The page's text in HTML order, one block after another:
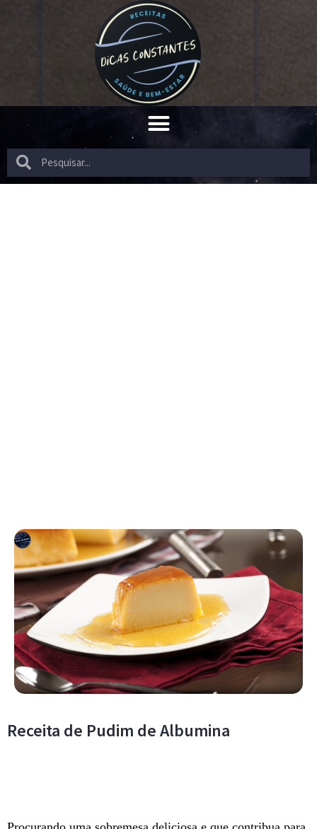
Receita de Pudim de Albumina